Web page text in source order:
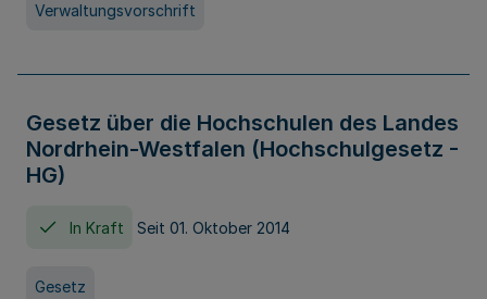
Verwaltungsvorschrift
Gesetz über die Hochschulen des Landes
Nordrhein-Westfalen (Hochschulgesetz -
HG)
In Kraft Seit 01. Oktober 2014
Gesetz